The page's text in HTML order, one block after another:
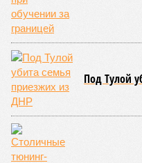
схема достройки через
за прошедшие два года
практически не видно. По
порталов, первую
декабрю 2026 г., вторую –
этом из кураторов стройки
сроки должны
площадке, по
бывающих у забора, какая-
бетононасосов, ни
мобилизации